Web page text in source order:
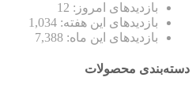
بازدیدهای امروز: 12
بازدیدهای این هفته: 1,034
بازدیدهای این ماه: 7,388
دسته‌بندی محصولات